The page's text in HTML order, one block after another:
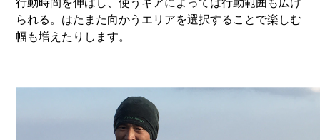
られる。はたまた向かうエリアを選択することで楽しむ
幅も増えたりします。